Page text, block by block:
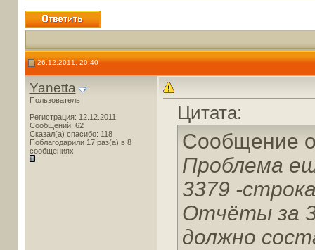
26.12.2011, 20:40
Yanetta
Пользователь
Регистрация: 12.12.2011
Сообщений: 62
Сказал(а) спасибо: 118
Поблагодарили 17 раз(а) в 8
сообщениях
Цитата:
Сообщение
Проблема
3379 -
Отчёты за
должно